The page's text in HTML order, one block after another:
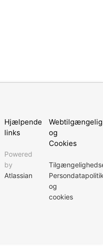
Hjælpende
links
Powered
by
Atlassian
og
Cookies
og
cookies